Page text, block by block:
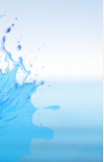
ETMELİYİM
için